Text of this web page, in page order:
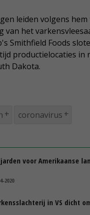
leiden volgens hem
het
Smithfield Foods
productielocaties in
Dakota.
coronavirus
voor Amerikaanse
2020
in VS dicht